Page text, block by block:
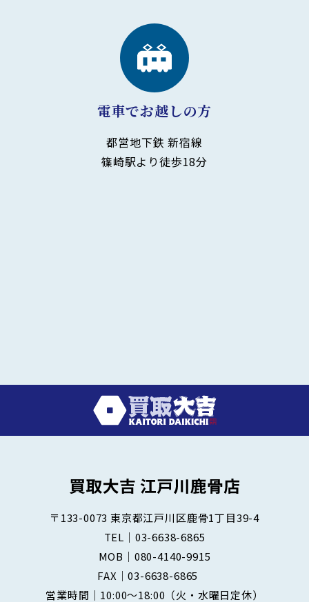
電車でお越しの方
都営地下鉄 新宿線
篠崎駅より徒歩18分
〒133-0073 東京都江戸川区鹿骨1丁目39-4
TEL｜ 03-6638-6865
MOB｜ 080-4140-9915
FAX｜03-6638-6865
営業時間｜10:00～18:00 （火・水曜日定休）